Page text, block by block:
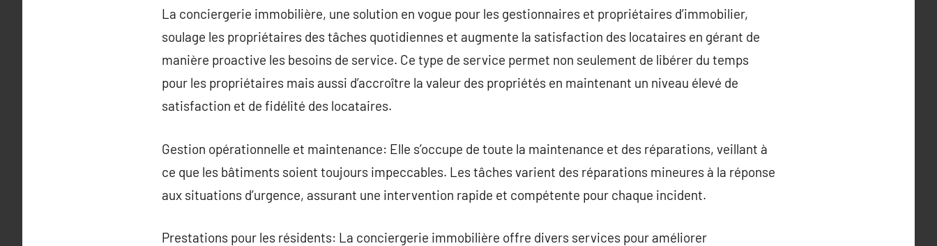
La conciergerie immobilière, une solution en vogue pour les gestionnaires et propriétaires d’immobilier,
soulage les propriétaires des tâches quotidiennes et augmente la satisfaction des locataires en gérant de
manière proactive les besoins de service. Ce type de service permet non seulement de libérer du temps
pour les propriétaires mais aussi d’accroître la valeur des propriétés en maintenant un niveau élevé de
satisfaction et de fidélité des locataires.
Gestion opérationnelle et maintenance: Elle s’occupe de toute la maintenance et des réparations, veillant à
ce que les bâtiments soient toujours impeccables. Les tâches varient des réparations mineures à la réponse
aux situations d’urgence, assurant une intervention rapide et compétente pour chaque incident.
Prestations pour les résidents: La conciergerie immobilière offre divers services pour améliorer